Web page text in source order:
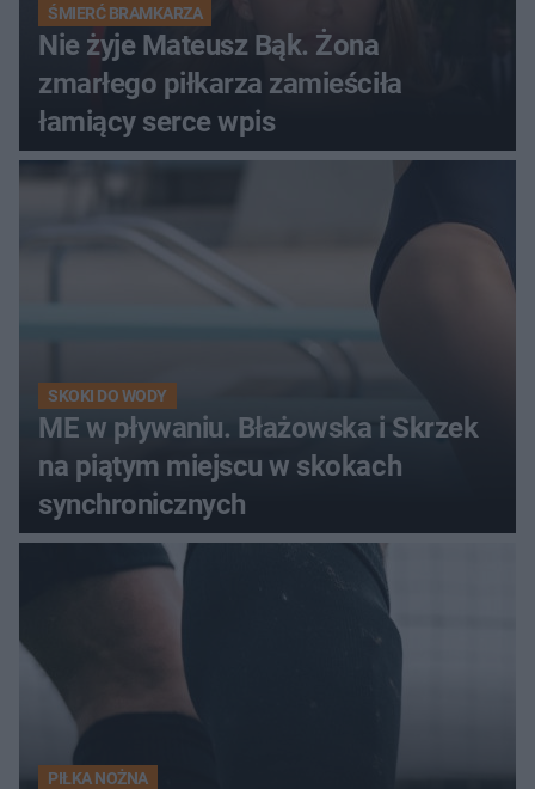
ŚMIERĆ BRAMKARZA
Nie żyje Mateusz Bąk. Żona
zmarłego piłkarza zamieściła
łamiący serce wpis
SKOKI DO WODY
ME w pływaniu. Błażowska i Skrzek
na piątym miejscu w skokach
synchronicznych
PIŁKA NOŻNA